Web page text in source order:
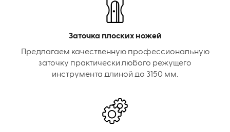
Заточка плоских ножей
Предлагаем качественную профессиональную
заточку практически любого режущего
инструмента длиной до 3150 мм.